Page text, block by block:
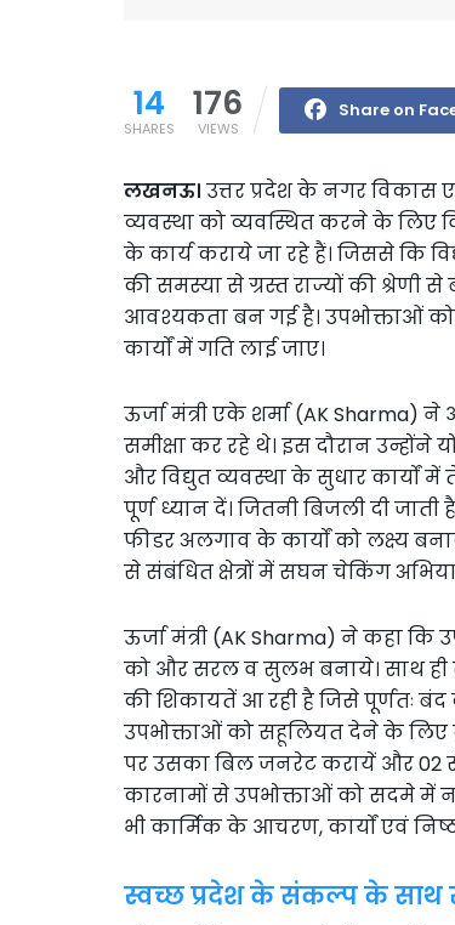
14
SHARES
176
VIEWS
Share on
लखनऊ। उत्तर प्रदेश के नगर विकास
व्यवस्था को व्यवस्थित करने के लिए
के कार्य कराये जा रहे हैं। जिससे कि
की समस्या से ग्रस्त राज्यों की श्रेणी
आवश्यकता बन गई है। उपभोक्ताओं
कार्यों में गति लाई जाए।
ऊर्जा मंत्री एके शर्मा (AK Sharma)
समीक्षा कर रहे थे। इस दौरान उन्होंने
और विद्युत व्यवस्था के सुधार कार्यों में
पूर्ण ध्यान दें। जितनी बिजली दी
फीडर अलगाव के कार्यों को लक्ष्य
से संबंधित क्षेत्रों में सघन चेकिंग
ऊर्जा मंत्री (AK Sharma) ने कहा
को और सरल व सुलभ बनाये। साथ ही
की शिकायतें आ रही है जिसे पूर्णतः बंद
उपभोक्ताओं को सहूलियत देने के लिए
पर उसका बिल जनरेट करायें और 02
कारनामों से उपभोक्ताओं को सदमे में न
भी कार्मिक के आचरण, कार्यों एवं
स्वच्छ प्रदेश के संकल्प के साथ